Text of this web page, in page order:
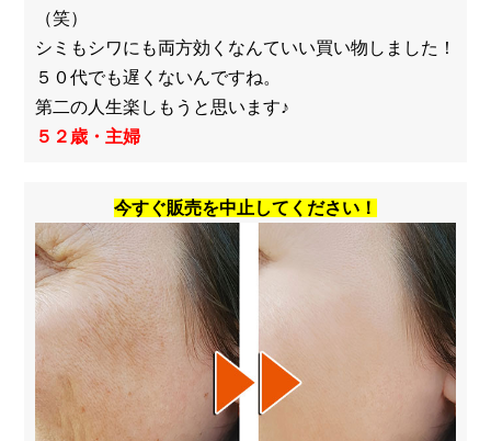
（笑）
シミもシワにも両方効くなんていい買い物しました！
５０代でも遅くないんですね。
第二の人生楽しもうと思います♪
５２歳・主婦
今すぐ販売を中止してください！